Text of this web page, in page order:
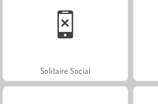
Solitaire Social